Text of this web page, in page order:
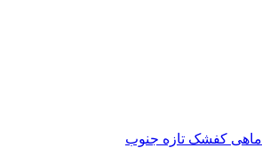
ماهی کفشک تازه جنوب